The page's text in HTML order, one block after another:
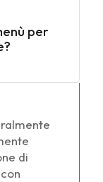
per
di